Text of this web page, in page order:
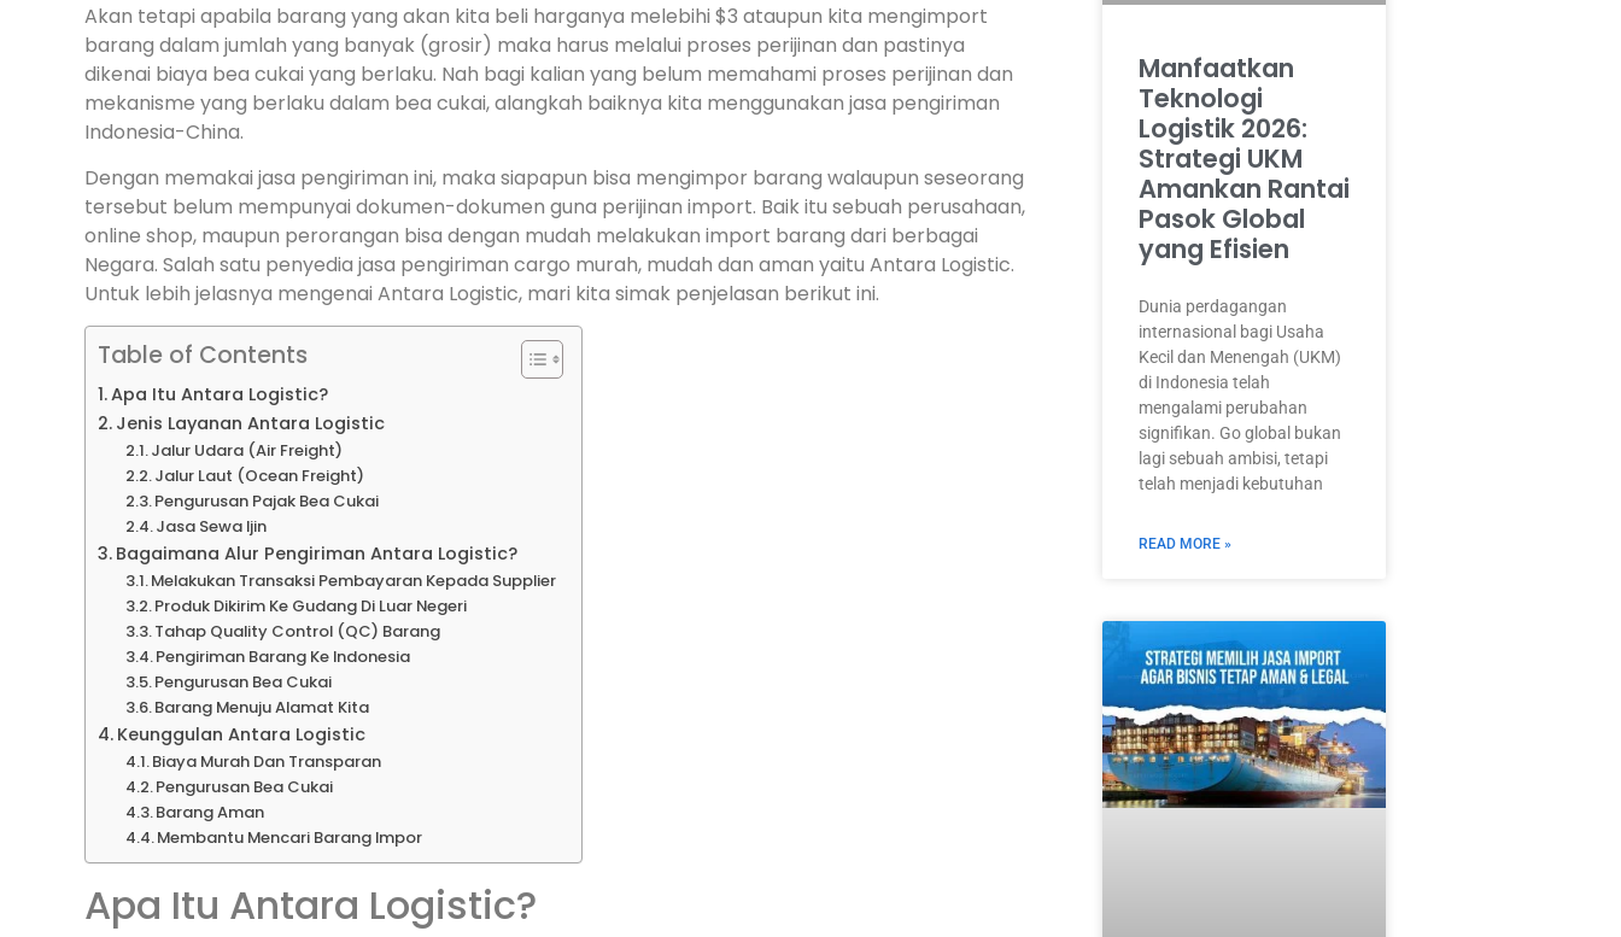
Akan tetapi apabila barang yang akan kita beli harganya melebihi $3 ataupun kita mengimport
barang dalam jumlah yang banyak (grosir) maka harus melalui proses perijinan dan pastinya
dikenai biaya bea cukai yang berlaku. Nah bagi kalian yang belum memahami proses perijinan dan
mekanisme yang berlaku dalam bea cukai, alangkah baiknya kita menggunakan jasa pengiriman
Indonesia-China.
Dengan memakai jasa pengiriman ini, maka siapapun bisa mengimpor barang walaupun seseorang
tersebut belum mempunyai dokumen-dokumen guna perijinan import. Baik itu sebuah perusahaan,
online shop, maupun perorangan bisa dengan mudah melakukan import barang dari berbagai
Negara. Salah satu penyedia jasa pengiriman cargo murah, mudah dan aman yaitu Antara Logistic.
Untuk lebih jelasnya mengenai Antara Logistic, mari kita simak penjelasan berikut ini.
Table of Contents
Apa Itu Antara Logistic?
Jenis Layanan Antara Logistic
Jalur Udara (Air Freight)
Jalur Laut (Ocean Freight)
Pengurusan Pajak Bea Cukai
Jasa Sewa Ijin
Bagaimana Alur Pengiriman Antara Logistic?
Melakukan Transaksi Pembayaran Kepada Supplier
Produk Dikirim Ke Gudang Di Luar Negeri
Tahap Quality Control (QC) Barang
Pengiriman Barang Ke Indonesia
Pengurusan Bea Cukai
Barang Menuju Alamat Kita
Keunggulan Antara Logistic
Biaya Murah Dan Transparan
Pengurusan Bea Cukai
Barang Aman
Membantu Mencari Barang Impor
Apa Itu Antara Logistic?
Manfaatkan
Teknologi
Logistik 2026:
Strategi UKM
Amankan Rantai
Pasok Global
yang Efisien
Dunia perdagangan
internasional bagi Usaha
Kecil dan Menengah (UKM)
di Indonesia telah
mengalami perubahan
signifikan. Go global bukan
lagi sebuah ambisi, tetapi
telah menjadi kebutuhan
READ MORE »